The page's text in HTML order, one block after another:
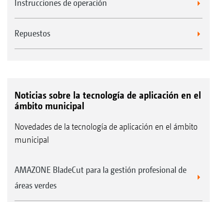
Instrucciones de operación
Repuestos
Noticias sobre la tecnología de aplicación en el
ámbito municipal
Novedades de la tecnología de aplicación en el ámbito
municipal
AMAZONE BladeCut para la gestión profesional de
áreas verdes